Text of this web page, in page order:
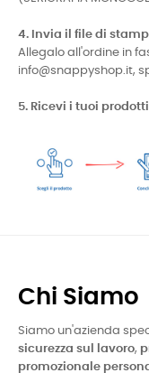
4. Invia il file di
Allegalo all'ordine in
info@snappyshop.it,
5. Ricevi i tuoi prodotti
Chi Siamo
Siamo un'azienda
sicurezza sul lavoro,
promozionale